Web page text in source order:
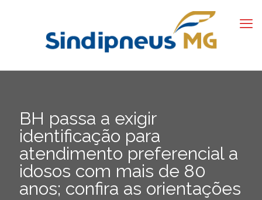
BH passa a exigir
identificação para
atendimento preferencial a
idosos com mais de 80
anos; confira as orientações